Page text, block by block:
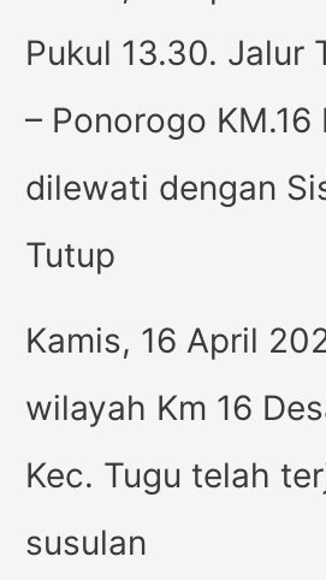
Pukul 13.30. Jalur
– Ponorogo KM.16
dilewati dengan
Tutup
Kamis, 16 April
wilayah Km 16
Kec. Tugu telah
susulan